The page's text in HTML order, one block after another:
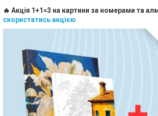
🔥 Акція 1+1=3 на картини за номерами та
скористатись акцією